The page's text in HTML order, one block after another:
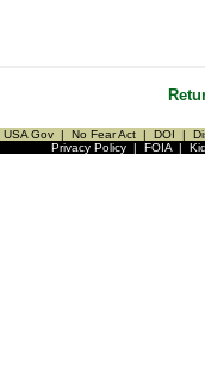
USA Gov | No Fear Act | DOI |
Privacy Policy| FOIA|